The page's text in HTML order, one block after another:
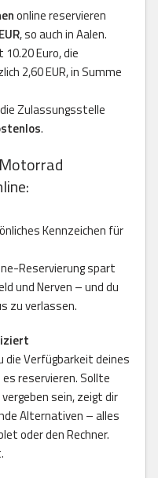
online reservieren
, so auch in Aalen.
Euro, die
2,60 EUR, in Summe
Zulassungsstelle
.
Kennzeichen für
Reservierung spart
und Nerven – und du
zu verlassen.
die Verfügbarkeit deines
reservieren. Sollte
sein, zeigt dir
Alternativen – alles
oder den Rechner.